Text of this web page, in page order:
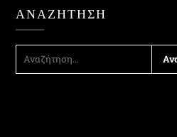
ΑΝΑΖΉΤΗΣΗ
ΑΝΑΖΉΤΗΣΗ
ΓΙΑ: